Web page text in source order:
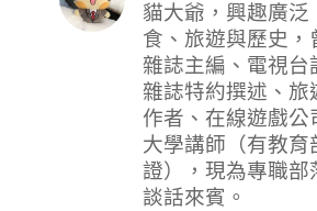
貓大爺，興趣廣泛
食、旅遊與歷史，
雜誌主編、電視台
雜誌特約撰述、旅
作者、在線遊戲公
大學講師（有教育
證），現為專職部
談話來賓。